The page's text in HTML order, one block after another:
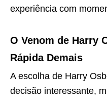
experiência com
O Venom de Harry
Rápida Demais
A escolha de Harry
decisão interessante,